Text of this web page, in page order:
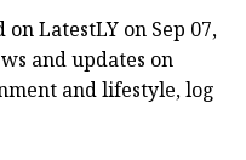
LatestLY on Sep 07,
and updates on
and lifestyle, log